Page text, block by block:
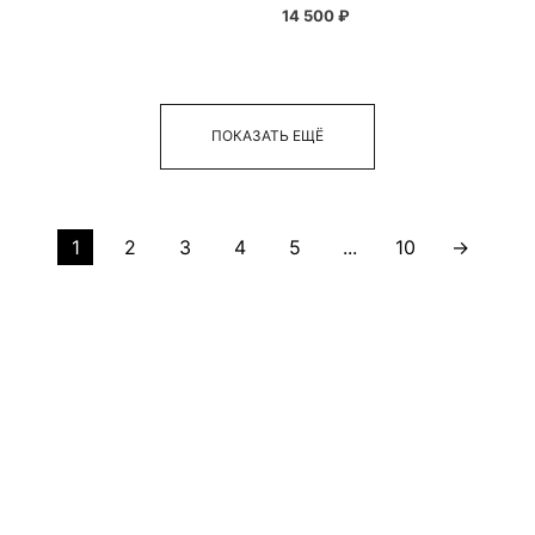
14 500 ₽
ПОКАЗАТЬ ЕЩЁ
1 2 3 4 5 ... 10 →